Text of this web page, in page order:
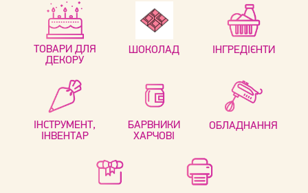
ТОВАРИ ДЛЯ
ДЕКОРУ
ШОКОЛАД ІНГРЕДІЄНТИ
ІНСТРУМЕНТ,
ІНВЕНТАР
БАРВНИКИ
ХАРЧОВІ
ОБЛАДНАННЯ